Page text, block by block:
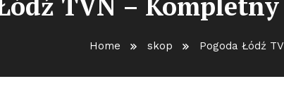
Home skop Pogoda Łódź